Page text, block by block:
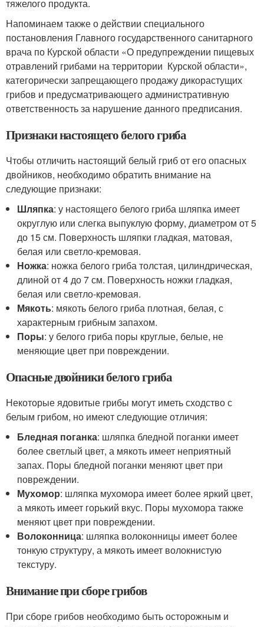
тяжелого продукта.
Напоминаем также о действии специального
постановления Главного государственного санитарного
врача по Курской области «О предупреждении пищевых
отравлений грибами на территории Курской области»,
категорически запрещающего продажу дикорастущих
грибов и предусматривающего административную
ответственность за нарушение данного предписания.
Признаки настоящего белого гриба
Чтобы отличить настоящий белый гриб от его опасных
двойников, необходимо обратить внимание на
следующие признаки:
Шляпка: у настоящего белого гриба шляпка имеет
округлую или слегка выпуклую форму, диаметром от 5
до 15 см. Поверхность шляпки гладкая, матовая,
белая или светло-кремовая.
Ножка: ножка белого гриба толстая, цилиндрическая,
длиной от 4 до 7 см. Поверхность ножки гладкая,
белая или светло-кремовая.
Мякоть: мякоть белого гриба плотная, белая, с
характерным грибным запахом.
Поры: у белого гриба поры круглые, белые, не
меняющие цвет при повреждении.
Опасные двойники белого гриба
Некоторые ядовитые грибы могут иметь сходство с
белым грибом, но имеют следующие отличия:
Бледная поганка: шляпка бледной поганки имеет
более светлый цвет, а мякоть имеет неприятный
запах. Поры бледной поганки меняют цвет при
повреждении.
Мухомор: шляпка мухомора имеет более яркий цвет,
а мякоть имеет горький вкус. Поры мухомора также
меняют цвет при повреждении.
Волоконница: шляпка волоконницы имеет более
тонкую структуру, а мякоть имеет волокнистую
текстуру.
Внимание при сборе грибов
При сборе грибов необходимо быть осторожным и